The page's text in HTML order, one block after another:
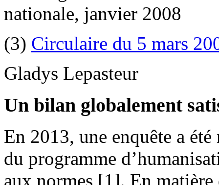
nationale, janvier 2008
(3) Circulaire du 5 mars
Gladys Lepasteur
Un bilan globalement
En 2013, une enquête a
du programme
aux normes [1]. En matière